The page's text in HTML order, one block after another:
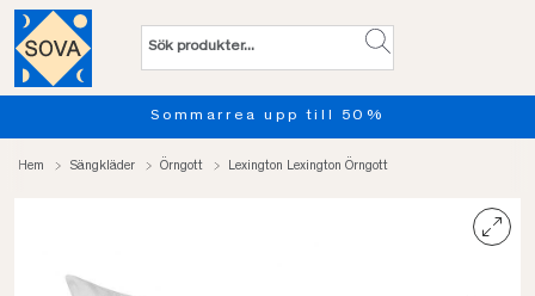
Sommarrea upp till 50%
Hem Sängkläder Örngott Lexington Lexington Örngott